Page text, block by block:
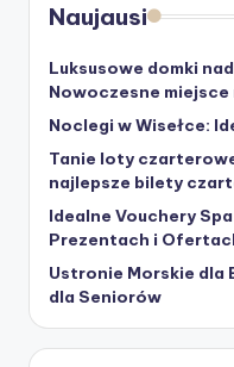
Naujausi
Luksusowe domki
Nowoczesne miejsce
Noclegi w Wisełce:
Tanie loty
najlepsze bilety
Idealne Vouchery
Prezentach i
Ustronie Morskie dla
dla Seniorów